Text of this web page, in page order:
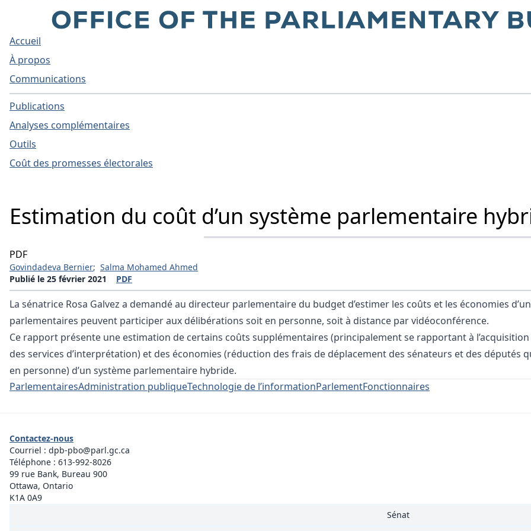
Accueil
À propos
Communications
Publications
Analyses complémentaires
Outils
Coût des promesses électorales
Estimation du coût d’un système parlementaire
PDF
Govindadeva Bernier; Salma Mohamed Ahmed
Publié le 25 février 2021
PDF
La sénatrice Rosa Galvez a demandé au directeur parlementaire du budget d’estimer les coûts et les économies
parlementaires peuvent participer aux délibérations soit en personne, soit à distance par vidéoconférence.
Ce rapport présente une estimation de certains coûts supplémentaires (principalement se rapportant à
des services d’interprétation) et des économies (réduction des frais de déplacement des sénateurs et des députés
en personne) d’un système parlementaire hybride.
ParlementairesAdministration publiqueTechnologie de l’informationParlementFonctionnaires
Sénat
Contactez-nous
Courriel : dpb-pbo@parl.gc.ca
Téléphone : 613-992-8026
99 rue Bank, Bureau 900
Ottawa, Ontario
K1A 0A9